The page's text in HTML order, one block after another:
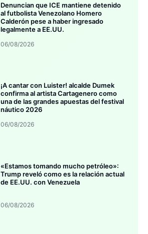
Denuncian que ICE mantiene detenido
al futbolista Venezolano Homero
Calderón pese a haber ingresado
legalmente a EE.UU.
06/08/2026
¡A cantar con Luister! alcalde Dumek
confirma al artista Cartagenero como
una de las grandes apuestas del festival
náutico 2026
06/08/2026
«Estamos tomando mucho petróleo»:
Trump reveló como es la relación actual
de EE.UU. con Venezuela
06/08/2026